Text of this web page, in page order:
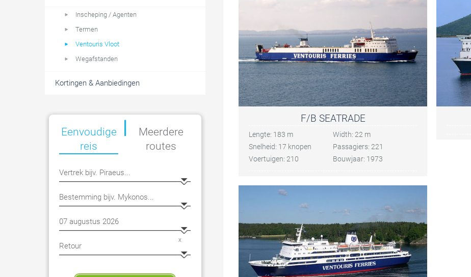
F/B SEATRADE
Lengte: 183 m
Width: 22 m
Snelheid: 17 knopen
Passagiers: 221
Voertuigen: 210
Bouwjaar: 1973
Inscheping / Agenten
Termen
Ventouris Vloot
Wegafstanden
Kortingen & Aanbiedingen
Eenvoudige
reis
x
Meerdere
routes